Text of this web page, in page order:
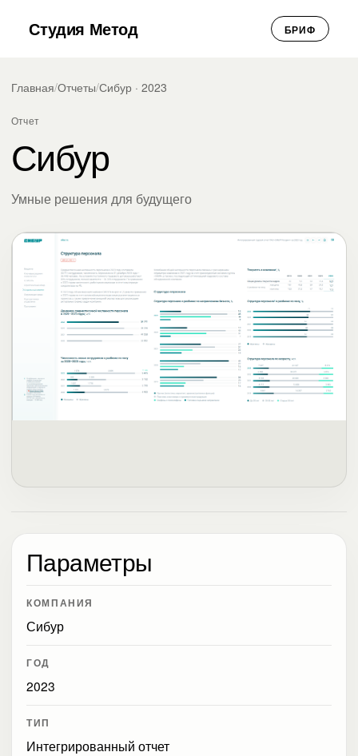
Студия Метод БРИФ
Главная/Отчеты/Сибур · 2023
Отчет
Сибур
Умные решения для будущего
Параметры
КОМПАНИЯ
Сибур
ГОД
2023
ТИП
Интегрированный отчет